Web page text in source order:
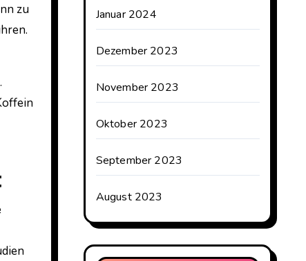
zu
Januar 2024
Dezember 2023
November 2023
Oktober 2023
September 2023
August 2023